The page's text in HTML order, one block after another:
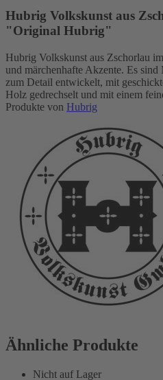
Hubrig Volkskunst aus
"Original Hubrig"
Hubrig Volkskunst aus Zschorlau
und märchenhafte Akzente. Es
zum Detail entwickelt, mit
Holz gedrechselt und mit einem
Produkte von Hubrig
Ähnliche Produkte
Nicht auf Lager